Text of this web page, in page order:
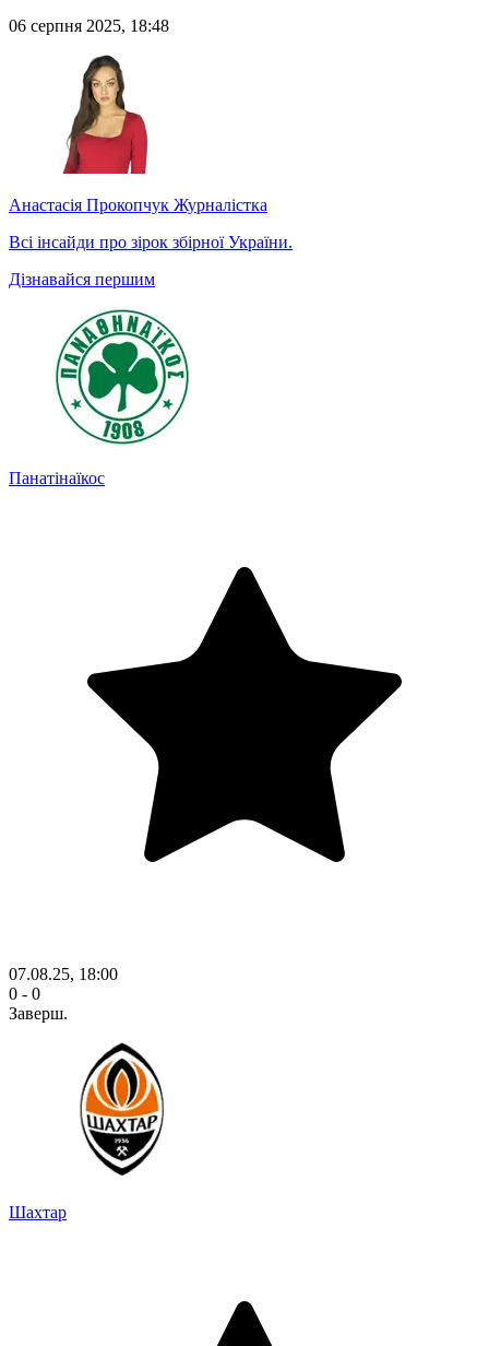
06 серпня 2025, 18:48
Анастасія Прокопчук Журналістка
Всі інсайди про зірок збірної України.
Дізнавайся першим
Панатінаїкос
07.08.25, 18:00
0 - 0
Заверш.
Шахтар